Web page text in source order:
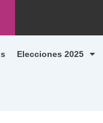
Elecciones 2025